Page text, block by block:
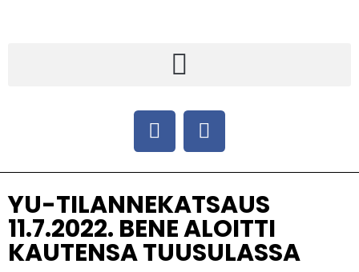
YU-TILANNEKATSAUS
11.7.2022. BENE ALOITTI
KAUTENSA TUUSULASSA